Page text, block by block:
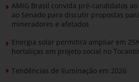
AMIG Brasil convida pré-candidatos
ao Senado para discutir propostas
mineradores e afetados
Energia solar permitirá ampliar em
hortaliças em projeto social no
Tendências de Iluminação em 2026